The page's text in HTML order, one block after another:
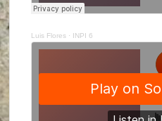
Luis Flores · INPI 6